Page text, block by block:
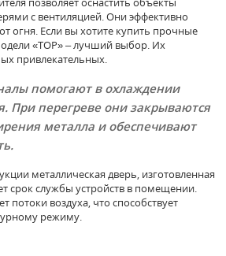
с вентиляцией. Они эффективно
Если вы хотите купить прочные
«ТОР» – лучший выбор. Их
привлекательных.
помогают в охлаждении
При перегреве они закрываются
металла и обеспечивают
металлическая дверь, изготовленная
срок службы устройств в помещении.
потоки воздуха, что способствует
режиму.